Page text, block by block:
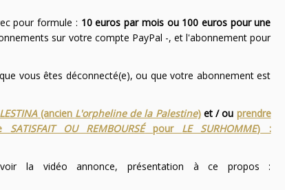
pour formule : 10 euros par mois ou 100 euros pour une
sur votre compte PayPal -, et l'abonnement pour
vous êtes déconnecté(e), ou que votre abonnement est
(ancien L'orpheline de la Palestine)et / ou prendre
SATISFAIT OU REMBOURSÉpour LE SURHOMME) :
la vidéo annonce, présentation à ce propos :